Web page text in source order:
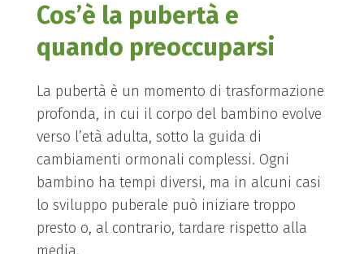
Cos’è la pubertà e
quando preoccuparsi
La pubertà è un momento di trasformazione
profonda, in cui il corpo del bambino evolve
verso l’età adulta, sotto la guida di
cambiamenti ormonali complessi. Ogni
bambino ha tempi diversi, ma in alcuni casi
lo sviluppo puberale può iniziare troppo
presto o, al contrario, tardare rispetto alla